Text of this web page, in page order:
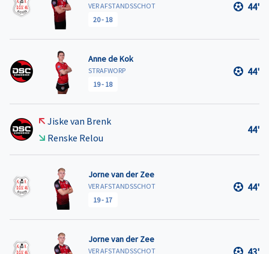
VER AFSTANDSSCHOT
20- 18
44'
Anne de Kok
STRAFWORP
19- 18
44'
Jiske van Brenk
Renske Relou
44'
Jorne van der Zee
VER AFSTANDSSCHOT
19- 17
44'
Jorne van der Zee
VER AFSTANDSSCHOT